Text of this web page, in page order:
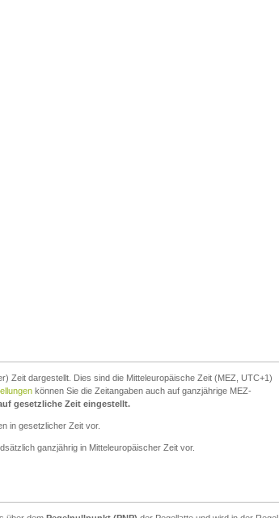
Zeit dargestellt. Dies sind die Mitteleuropäische Zeit (MEZ, UTC+1)
können Sie die Zeitangaben auch auf ganzjährige MEZ-
gesetzliche Zeit eingestellt.
in gesetzlicher Zeit vor.
ganzjährig in Mitteleuropäischer Zeit vor.